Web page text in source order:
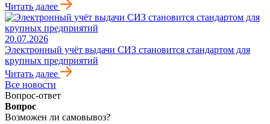
Читать далее
20.07.2026
Электронный учёт выдачи СИЗ становится стандартом для
крупных предприятий
Читать далее
Все новости
Вопрос-ответ
Вопрос
Возможен ли самовывоз?